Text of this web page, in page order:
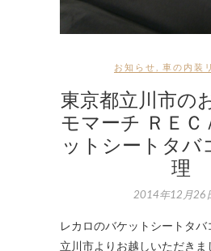
お知らせ 車の内装
東京都立川市の
モマーチ ＲＥＣ
ットシートタバ
理
2014年12月26
レカロのバケットシートタ
立川市よりお越しいただきま